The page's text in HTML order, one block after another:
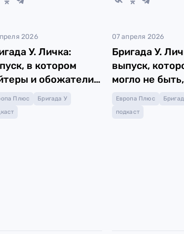
2026
У. Личка:
в котором
и обожатели
ответы на все
Плюс
Бригада У
07 апреля 2026
Бригада У.
выпуск,
могло не
никто бы не
Европа Плюс
подкаст